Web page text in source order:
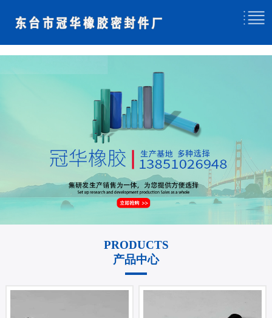
PRODUCTS
产品中心